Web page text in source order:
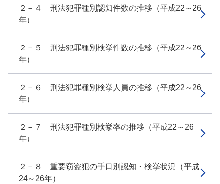
２－４ 刑法犯罪種別認知件数の推移（平成22～26
年）
２－５ 刑法犯罪種別検挙件数の推移（平成22～26
年）
２－６ 刑法犯罪種別検挙人員の推移（平成22～26
年）
２－７ 刑法犯罪種別検挙率の推移（平成22～26
年）
２－８ 重要窃盗犯の手口別認知・検挙状況（平成
24～26年）